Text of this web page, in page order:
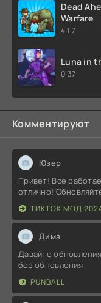
Dead
Warfare
4.1.7
Luna in
0.37
Комментируют
Юзер
Привет! Все
отлично!
ТИКТОК МОД
Дима
Давайте
без обновления
PUNBALL